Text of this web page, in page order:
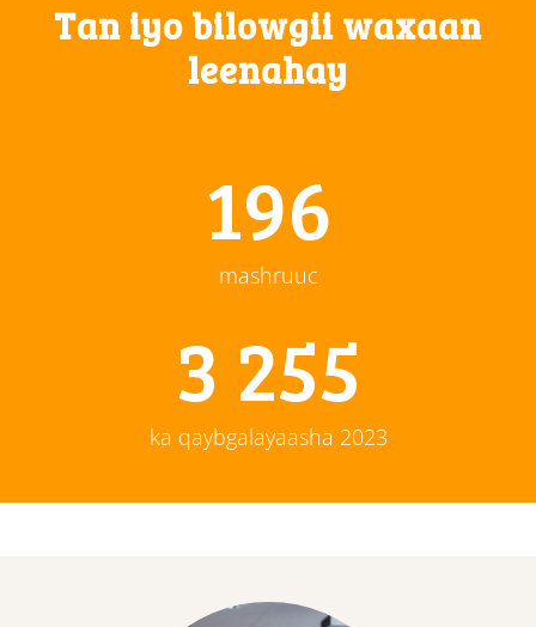
Tan iyo bilowgii waxaan
leenahay
mashruuc
210
ka qaybgalayaasha 2023
3 476